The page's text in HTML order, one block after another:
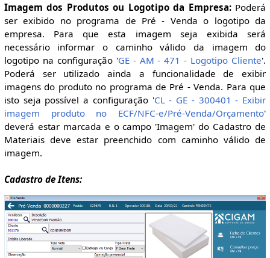
Imagem dos Produtos ou Logotipo da Empresa:Poderá
ser exibido no programa de Pré - Venda o logotipo da
empresa. Para que esta imagem seja exibida será
necessário informar o caminho válido da imagem do
logotipo na configuração 'GE - AM - 471 - Logotipo Cliente'.
Poderá ser utilizado ainda a funcionalidade de exibir
imagens do produto no programa de Pré - Venda. Para que
isto seja possível a configuração 'CL - GE - 300401 - Exibir
imagem produto no ECF/NFC-e/Pré-Venda/Orçamento'
deverá estar marcada e o campo 'Imagem' do Cadastro de
Materiais deve estar preenchido com caminho válido de
imagem.
Cadastro de Itens: